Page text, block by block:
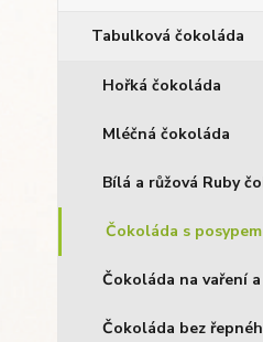
Tabulková čokoláda
Hořká čokoláda
Mléčná čokoláda
Bílá a růžová Ruby
Čokoláda s posypem
Čokoláda na vaření
Čokoláda bez